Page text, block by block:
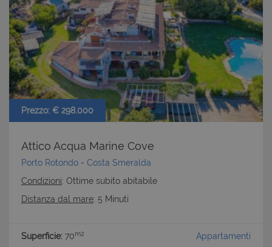
Prezzo: € 298.000
Attico Acqua Marine Cove
Porto Rotondo - Costa Smeralda
Condizioni: Ottime subito abitabile
Distanza dal mare: 5 Minuti
Superficie: 70m2 Appartamenti